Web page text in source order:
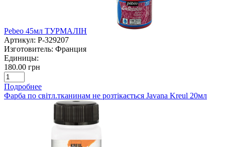
Pebeo 45мл ТУРМАЛІН
Артикул: P-329207
Изготовитель: Франция
Единицы:
180.00 грн
Подробнее
Фарба по світл.тканинам не розтікається Javana Kreul 20мл